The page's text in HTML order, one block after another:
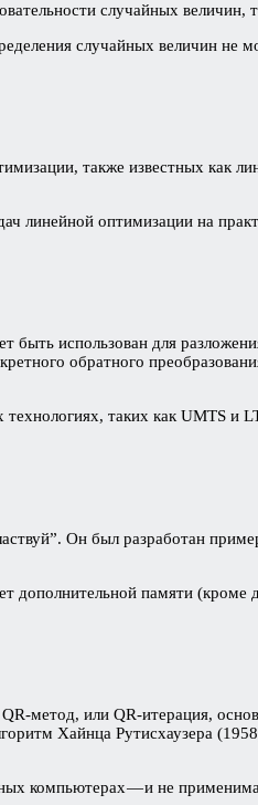
случайных величин,
случайных величин не
также известных как
линейной оптимизации на
использован для
обратного
таких как UMTS и
Он был разработан
дополнительной памяти (кроме
метод, или QR-итерация,
Хайнца Рутисхаузера
компьютерах — и не